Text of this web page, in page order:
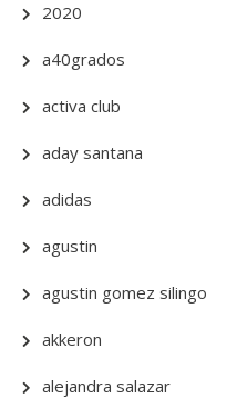
2020
a40grados
activa club
aday santana
adidas
agustin
agustin gomez silingo
akkeron
alejandra salazar